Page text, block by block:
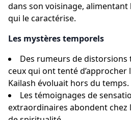
dans son voisinage,
qui le caractérise.
Les mystères temporels
Des rumeurs de
ceux qui ont tenté d’approcher
Kailash évoluait hors du temps.
Les témoignages de
extraordinaires abondent chez